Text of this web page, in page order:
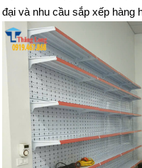
đại và nhu cầu sắp xếp hàng